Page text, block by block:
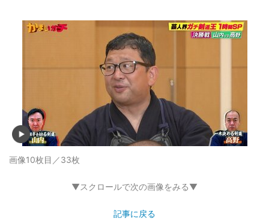
画像10枚目／33枚
▼スクロールで次の画像をみる▼
記事に戻る